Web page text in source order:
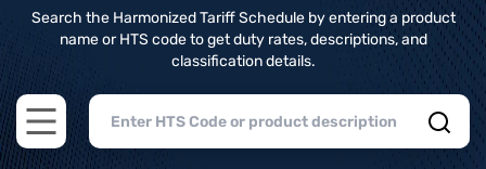
Search the Harmonized Tariff Schedule by entering a product
name or HTS code to get duty rates, descriptions, and
classification details.
Open main menu